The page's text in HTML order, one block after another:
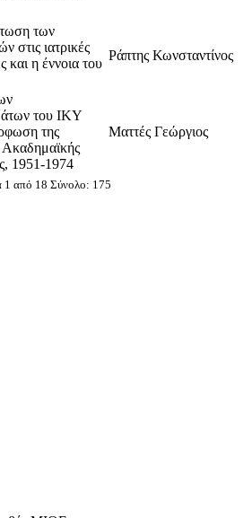
1 από 18 Σύνολο: 175
των
στις ιατρικές
και η έννοια του
Ράπτης Κωνσταντίνος
του ΙΚΥ
της
Ακαδημαϊκής
1951-1974
Ματτές Γεώργιος